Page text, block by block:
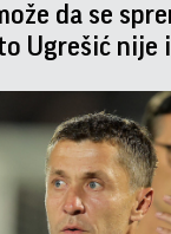
da se
Ugrešić nije